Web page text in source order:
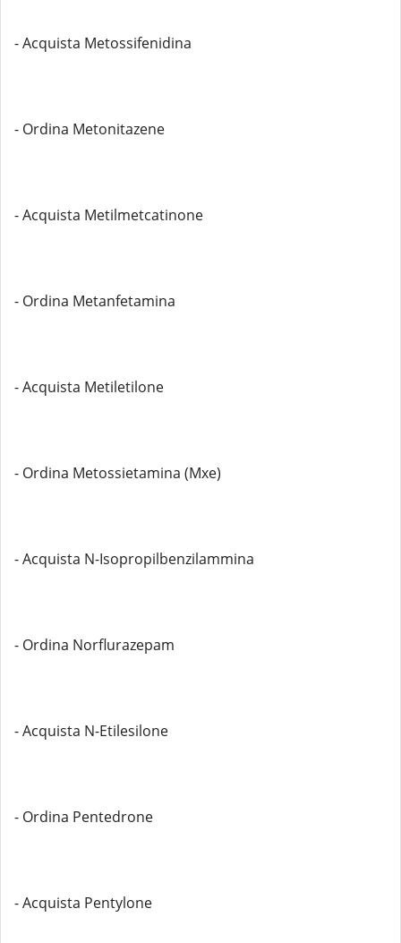
- Acquista Metossifenidina
- Ordina Metonitazene
- Acquista Metilmetcatinone
- Ordina Metanfetamina
- Acquista Metiletilone
- Ordina Metossietamina (Mxe)
- Acquista N-Isopropilbenzilammina
- Ordina Norflurazepam
- Acquista N-Etilesilone
- Ordina Pentedrone
- Acquista Pentylone